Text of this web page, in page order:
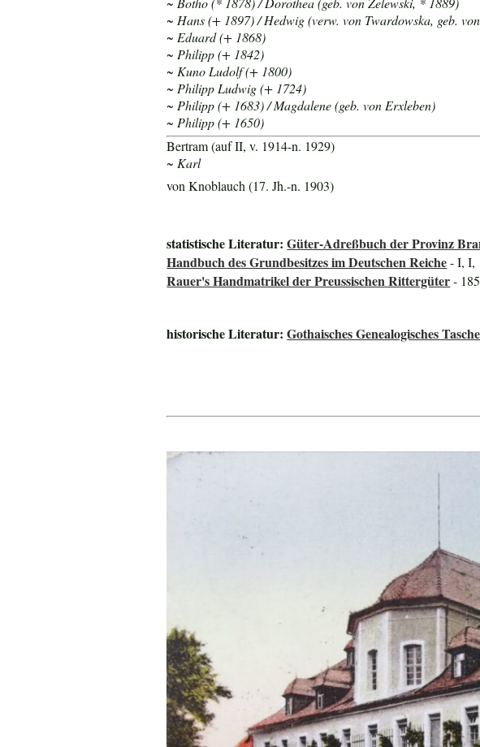
~ Hans (+ 1897) / Hedwig (verw. von Twardowska, geb.
~ Eduard (+ 1868)
~ Philipp (+ 1842)
~ Kuno Ludolf (+ 1800)
~ Philipp Ludwig (+ 1724)
~ Philipp (+ 1683) / Magdalene (geb. von Erxleben)
~ Philipp (+ 1650)
Bertram (auf II, v. 1914-n. 1929)
~ Karl
von Knoblauch (17. Jh.-n. 1903)
statistische Literatur:Güter-Adreßbuch der Provinz
Handbuch des Grundbesitzes im Deutschen Reiche- I, I,
Rauer's Handmatrikel der Preussischen Rittergüter-
historische Literatur:Gothaisches Genealogisches